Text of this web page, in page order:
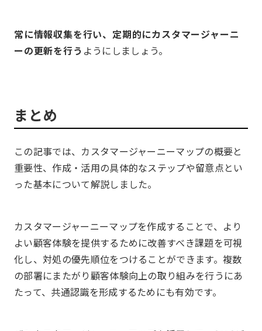
常に情報収集を行い、定期的にカスタマージャーニ
ーの更新を行う ようにしましょう。
まとめ
この記事では、カスタマージャーニーマップの概要と
重要性、作成・活用の具体的なステップや留意点とい
った基本について解説しました。
カスタマージャーニーマップを作成することで、より
よい顧客体験を提供するために改善すべき課題を可視
化し、対処の優先順位をつけることができます。複数
の部署にまたがり顧客体験向上の取り組みを行うにあ
たって、共通認識を形成するためにも有効です。